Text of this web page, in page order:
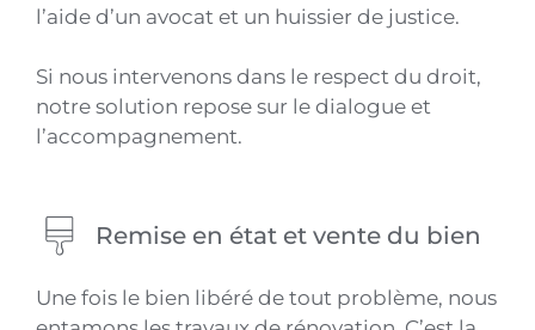
l’aide d’un avocat et un huissier de justice.
Si nous intervenons dans le respect du droit,
notre solution repose sur le dialogue et
l’accompagnement.
Remise en état et vente du bien
Une fois le bien libéré de tout problème, nous